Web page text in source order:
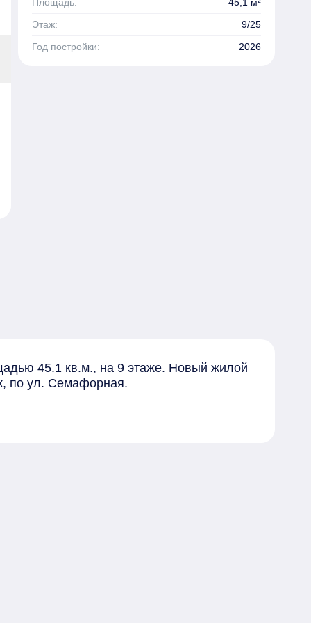
Этаж:
9/25
Год постройки:
2026
45.1 кв.м., на 9 этаже. Новый жилой
по ул. Семафорная.